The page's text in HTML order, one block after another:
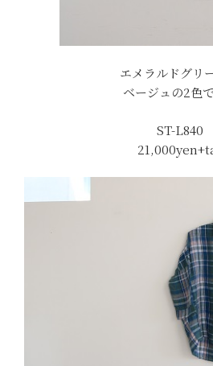
エメラルドグリ
ベージュの2色で
ST-L840